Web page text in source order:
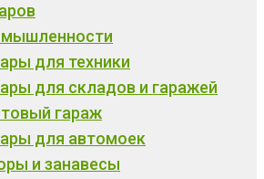
для техники
для складов и гаражей
гараж
для автомоек
и занавесы